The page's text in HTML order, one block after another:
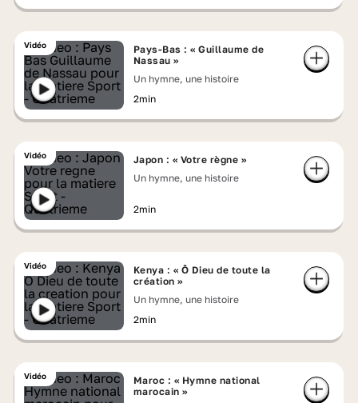
Vidéo
Pays-Bas : « Guillaume de
Nassau »
Un hymne, une histoire
2min
Vidéo
Japon : « Votre règne »
Un hymne, une histoire
2min
Vidéo
Kenya : « Ô Dieu de toute la
création »
Un hymne, une histoire
2min
Vidéo
Maroc : « Hymne national
marocain »